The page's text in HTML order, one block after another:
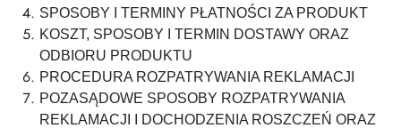
SPOSOBY I TERMINY PŁATNOŚCI ZA PRODUKT
KOSZT, SPOSOBY I TERMIN DOSTAWY ORAZ
ODBIORU PRODUKTU
PROCEDURA ROZPATRYWANIA REKLAMACJI
POZASĄDOWE SPOSOBY ROZPATRYWANIA
REKLAMACJI I DOCHODZENIA ROSZCZEŃ ORAZ